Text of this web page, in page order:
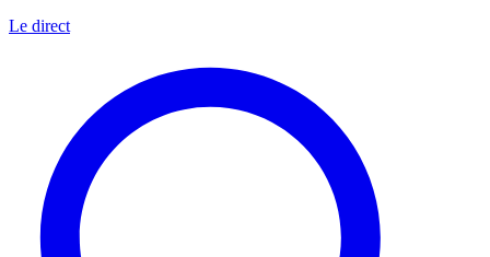
Le direct